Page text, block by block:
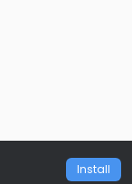
Install